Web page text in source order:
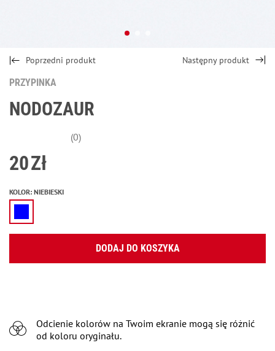
Poprzedni produkt Następny produkt
PRZYPINKА
NODOZAUR
(0)
20Zł
KOLOR: NIEBIESKI
DODAJ DO KOSZYKA
Odcienie kolorów na Twoim ekranie mogą się różnić
od koloru oryginału.